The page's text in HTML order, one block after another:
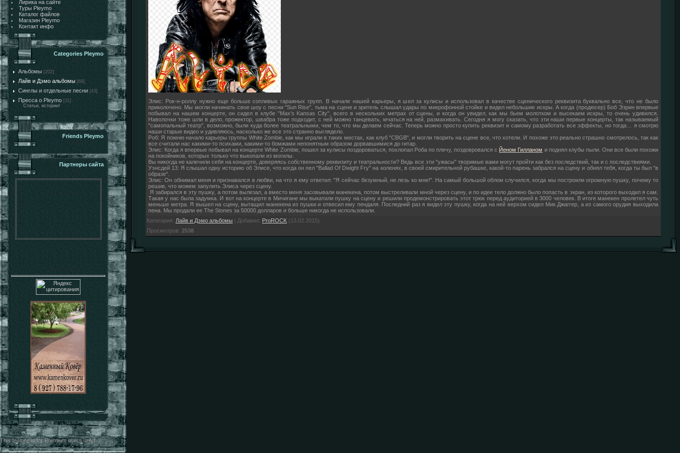
Лирика на сайте
Туры Pleymo
Каталог файлов
Магазин Pleymo
Контакт инфо
Categories Pleymo
Альбомы [202]
Лайв и Дэмо альбомы [68]
Синглы и отдельные песни [43]
Пресса о Pleymo [31]
Статьи, истории!
Friends Pleymo
Партнеры сайта
This feature is for Premium users only!
Элис: Рок-н-роллу нужно еще больше сопливых гаражных групп. В начале нашей карьеры, я шел за кулисы и использовал в качестве сценического реквизита буквально все, что не было
приколочено. Мы могли начинать свое шоу с песни "Sun Rise", тьма на сцене и зритель слышал удары по микрофонной стойке и видел небольшие искры. А когда (продюсер) Боб Эзрин впервые
побывал на нашем концерте, он сидел в клубе "Max’s Kansas City", всего в нескольких метрах от сцены, и когда он увидел, как мы бьем молотком и высекаем искры, то очень удивился.
Наволочки тоже шли в дело, прожектор, швабра тоже подходит, с ней можно танцевать, мчаться на ней, размахивать. Сегодня я могу сказать, что эти наши первые концерты, так называемый
"самопальный театр", возможно, были куда более театральными, чем то, что мы делаем сейчас. Теперь можно просто купить реквизит и самому разработать все эффекты, но тогда… я смотрю
наши старые видео и удивляюсь, насколько же все это странно выглядело.
Роб: Я помню начало карьеры группы White Zombie, как мы играли в таких местах, как клуб "CBGB", и могли творить на сцене все, что хотели. И похоже это реально страшно смотрелось, так как
все считали нас какими-то психами, какими-то бомжами непонятным образом дорвавшимися до гитар.
Элис: Когда я впервые побывал на концерте White Zombie, пошел за кулисы поздороваться, похлопал Роба по плечу, поздовровался с Йеном Гилланом и поднял клубы пыли. Они все были похожи
на покойников, которых только что выкопали из могилы.
Вы никогда не калечили себя на концерте, доверяясь собственному реквизиту и театральности? Ведь все эти "ужасы" творимые вами могут пройти как без последствий, так и с последствиями.
Уэнсдей 13: Я слышал одну историю об Элисе, что когда он пел "Ballad Of Dwight Fry" на коленях, в своей смирительной рубашке, какой-то парень забрался на сцену и обнял тебя, когда ты был "в
образе".
Элис: Он обнимал меня и признавался в любви, на что я ему ответил: "Я сейчас безумный, не лезь ко мне!". На самый большой облом случился, когда мы построили огромную пушку, почему то
решив, что можем запулить Элиса через сцену.
Я забирался в эту пушку, а потом вылезал, а вместо меня засовывали манекена, потом выстреливали мной через сцену, и по идее тело должно было попасть в экран, из которого выходил я сам.
Такая у нас была задумка. И вот на концерте в Мичигане мы выкатили пушку на сцену и решили продемонстрировать этот трюк перед аудиторией в 3000 человек. В итоге манекен пролетел чуть
меньше метра. Я вышел на сцену, вытащил манекена из пушки и отвесил ему пендаля. Последний раз я видел эту пушку, когда на ней верхом сидел Мик Джаггер, а из самого орудия выходила
пена. Мы продали ее The Stones за 50000 долларов и больше никогда не использовали.
Категория: Лайв и Дэмо альбомы | Добавил: ProROCK (13.02.2015)
Просмотров: 2538